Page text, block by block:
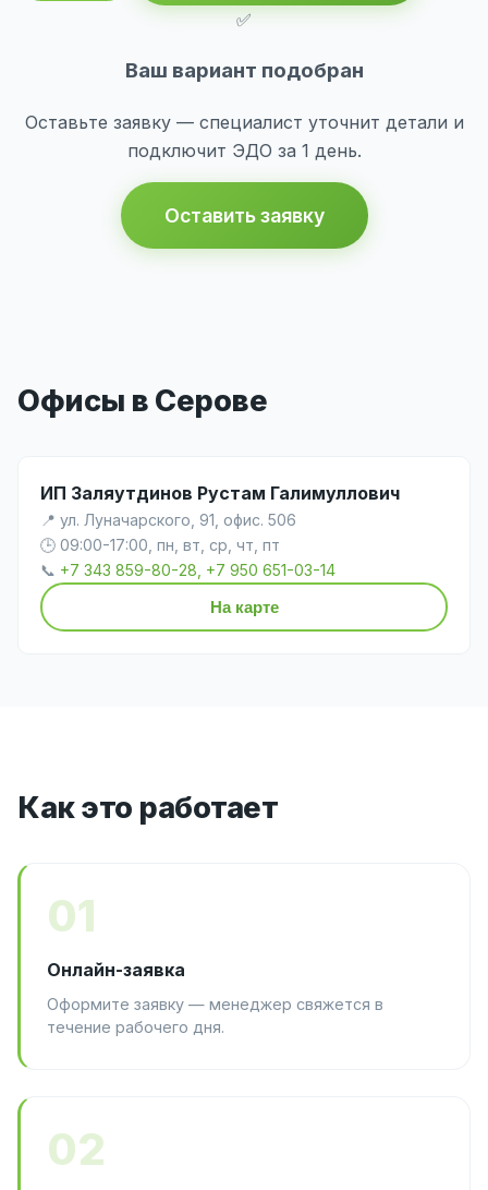
✅
Ваш вариант подобран
Оставьте заявку — специалист уточнит детали и
подключит ЭДО за 1 день.
Оставить заявку
Офисы в Серове
ИП Заляутдинов Рустам Галимуллович
📍 ул. Луначарского, 91, офис. 506
🕒 09:00-17:00, пн, вт, ср, чт, пт
📞 +7 343 859-80-28, +7 950 651-03-14
На карте
Как это работает
01
Онлайн-заявка
Оформите заявку — менеджер свяжется в
течение рабочего дня.
02